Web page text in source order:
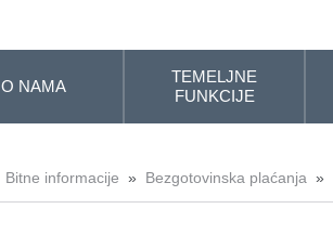
O NAMA
TEMELJNE
FUNKCIJE
Bitne informacije » Bezgotovinska plaćanja »